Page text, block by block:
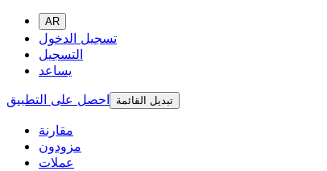
AR
تسجيل الدخول
التسجيل
يساعد
احصل على التطبيق
تبديل القائمة
مقارنة
مزودون
عملات